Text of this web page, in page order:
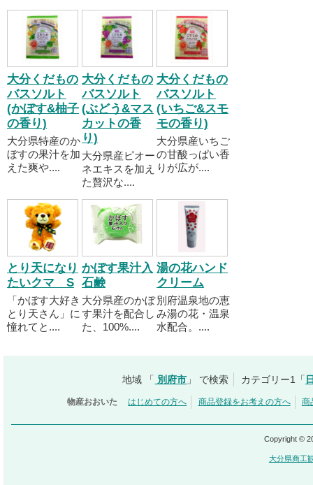
大分くだもの
バスソルト
(かぼす&柚子
の香り)
大分県特産のか
ぼすの果汁を加
えた爽や....
大分くだもの
バスソルト
(ぶどう&マス
カットの香
り)
大分県産ピオー
ネエキスを加え
た贅沢な....
大分くだもの
バスソルト
(いちご&スモ
モの香り)
大分県産いちご
の甘酸っぱい香
りが広が....
とり天になり
たいクマ S
「かぼす大好き
とり天さん」に
憧れてと....
かぼす果汁入
石鹸
大分県産のかぼ
す果汁を配合し
た、100%....
湯の花ハンド
クリーム
別府温泉地の恵
み湯の花・温泉
水配合。....
地域 「 別府市 」 で検索 カテゴリー1「
物産おおいた はじめての方へ 商品登録をお考えの方へ 商
Copyright ©
大分県商工